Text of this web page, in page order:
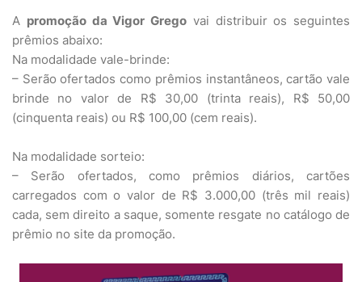
A promoção da Vigor Grego vai distribuir os seguintes
prêmios abaixo:
Na modalidade vale-brinde:
– Serão ofertados como prêmios instantâneos, cartão vale
brinde no valor de R$ 30,00 (trinta reais), R$ 50,00
(cinquenta reais) ou R$ 100,00 (cem reais).
Na modalidade sorteio:
– Serão ofertados, como prêmios diários, cartões
carregados com o valor de R$ 3.000,00 (três mil reais)
cada, sem direito a saque, somente resgate no catálogo de
prêmio no site da promoção.